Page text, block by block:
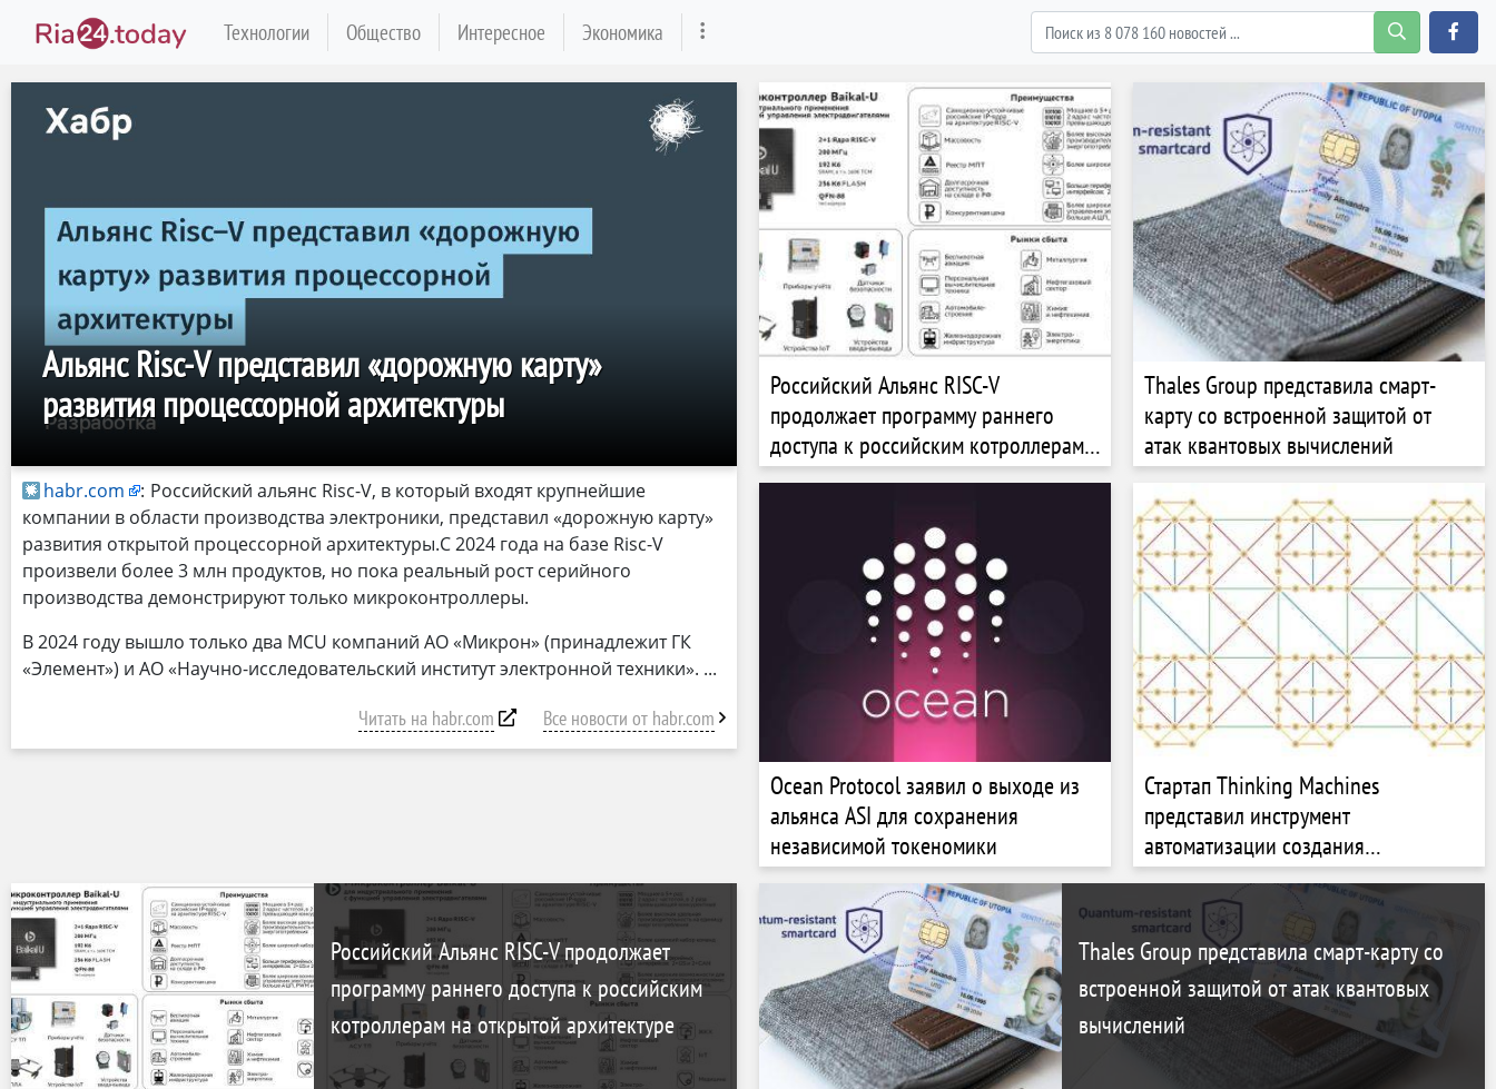
Технологии Общество Интересное Экономика
Альянс Risc-V представил «дорожную карту»
развития процессорной архитектуры
habr.com : Российский альянс Risc-V, в который входят крупнейшие
компании в области производства электроники, представил «дорожную карту»
развития открытой процессорной архитектуры.С 2024 года на базе Risc-V
произвели более 3 млн продуктов, но пока реальный рост серийного
производства демонстрируют только микроконтроллеры.
В 2024 году вышло только два MCU компаний АО «Микрон» (принадлежит ГК
«Элемент») и АО «Научно-исследовательский институт электронной техники».
Читать на habr.com Все новости от habr.com
Российский Альянс RISC-V
продолжает программу раннего
доступа к российским котроллерам
на открытой архитектуре
Thales Group представила смарт-
карту со встроенной защитой от
атак квантовых вычислений
Ocean Protocol заявил о выходе из
альянса ASI для сохранения
независимой токеномики
Стартап Thinking Machines
представил инструмент
автоматизации создания
пользовательских моделей ИИ
Российский Альянс RISC-V продолжает
программу раннего доступа к российским
котроллерам на открытой архитектуре
Thales Group представила смарт-карту со
встроенной защитой от атак квантовых
вычислений